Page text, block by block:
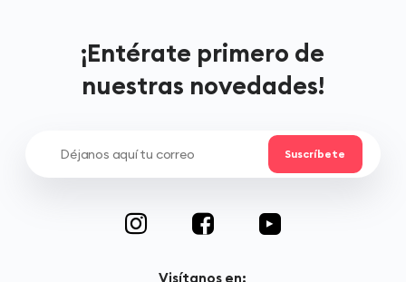
¡Entérate primero de
nuestras novedades!
Visítanos en: